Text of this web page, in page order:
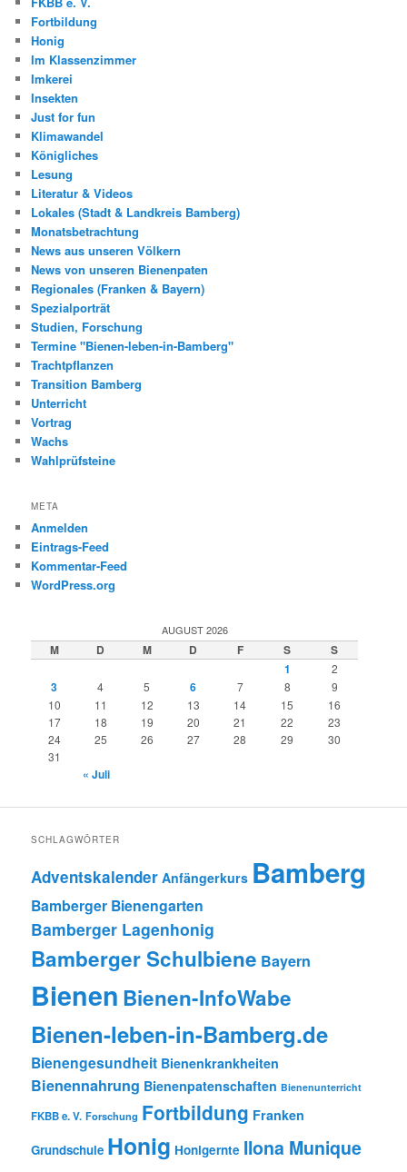
Fortbildung
Honig
Im Klassenzimmer
Imkerei
Insekten
Just for fun
Klimawandel
Königliches
Lesung
Literatur & Videos
Lokales (Stadt & Landkreis Bamberg)
Monatsbetrachtung
News aus unseren Völkern
News von unseren Bienenpaten
Regionales (Franken & Bayern)
Spezialporträt
Studien, Forschung
Termine "Bienen-leben-in-Bamberg"
Trachtpflanzen
Transition Bamberg
Unterricht
Vortrag
Wachs
Wahlprüfsteine
META
Anmelden
Eintrags-Feed
Kommentar-Feed
WordPress.org
AUGUST 2026
M D M D F S
S
1
2
3 4 5 6 7 8
9
10
11 12 13 14 15
16
17
18 19 20 21 22
23
24
25 26 27 28 29
30
31
« Juli
SCHLAGWÖRTER
Adventskalender Anfängerkurs Bamberg
Bamberger Bienengarten
Bamberger Lagenhonig
Bamberger Schulbiene Bayern
Bienen Bienen-InfoWabe
Bienen-leben-in-Bamberg.de
Bienengesundheit Bienenkrankheiten
Bienennahrung Bienenpatenschaften Bienenunterricht
FKBB e. V. Forschung Fortbildung Franken
Grundschule Honig Honigernte Ilona Munique